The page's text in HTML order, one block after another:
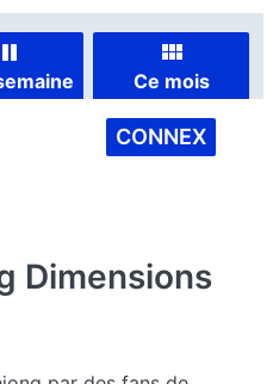
Ce mois
CONNEX
Dimensions